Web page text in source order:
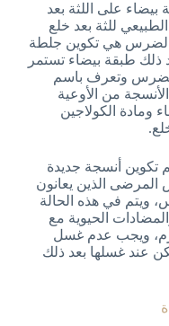
على اللثة بعد
للثة بعد خلع
الضرس هي تكوين جلطة
ذلك طبقة بيضاء تستمر
الضرس وتعرف باسم
من الأوعية
ومادة الكولاجين
تكوين أنسجة جديدة
المرضى الذين يعانون
ويتم في هذه الحالة
الحيوية مع
ويجب عدم غسل
عند غسلها بعد ذلك